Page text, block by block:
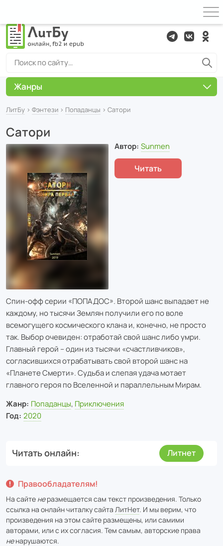
ЛитБу › Фэнтези › Попаданцы › Сатори
Сатори
Автор: Sunmen
Читать
Спин-офф серии «ПОПАДОС». Второй шанс выпадает не
каждому, но тысячи Землян получили его по воле
всемогущего космического клана и, конечно, не просто
так. Выбор очевиден: отработай свой шанс либо умри.
Главный герой – один из тысячи «счастливчиков»,
согласившихся отрабатывать свой второй шанс на
«Планете Смерти». Судьба и слепая удача мотает
главного героя по Вселенной и параллельным Мирам.
Жанр: Попаданцы, Приключения
Год: 2020
Читать онлайн Литнет
Правообладателям!
На сайте неразмещается сам текст произведения. Только
ссылка на онлайн читалку сайта ЛитНет. И мы верим, что
произведения на этом сайте размещены, или самими
авторами, или с их согласия. Тем самым, авторские права
ненарушаются.
Жанры